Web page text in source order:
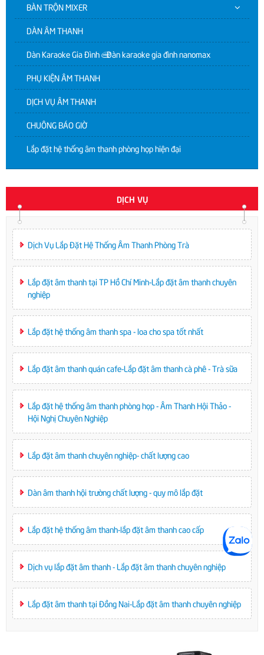
BÀN TRỘN MIXER
DÀN ÂM THANH
Dàn Karaoke Gia Đình | Dàn karaoke gia đình nanomax
PHỤ KIỆN ÂM THANH
DỊCH VỤ ÂM THANH
CHUÔNG BÁO GIỜ
Lắp đặt hệ thống âm thanh phòng họp hiện đại
DỊCH VỤ
Dịch Vụ Lắp Đặt Hệ Thống Âm Thanh Phòng Trà
Lắp đặt âm thanh tại TP Hồ Chí Minh-Lắp đặt âm thanh chuyên
nghiệp
Lắp đặt hệ thống âm thanh spa - loa cho spa tốt nhất
Lắp đặt âm thanh quán cafe-Lắp đặt âm thanh cà phê - Trà sữa
Lắp đặt hệ thống âm thanh phòng họp - Âm Thanh Hội Thảo -
Hội Nghị Chuyên Nghiệp
Lắp đặt âm thanh chuyên nghiệp- chất lượng cao
Dàn âm thanh hội trường chất lượng - quy mô lắp đặt
Lắp đặt hệ thống âm thanh-lắp đặt âm thanh cao cấp
Dịch vụ lắp đặt âm thanh - Lắp đặt âm thanh chuyên nghiệp
Lắp đặt âm thanh tại Đồng Nai-Lắp đặt âm thanh chuyên nghiệp